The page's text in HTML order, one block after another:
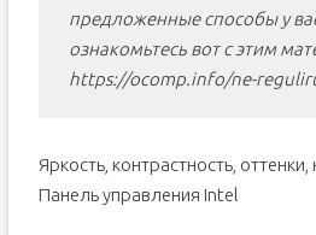
предложенные способы у
ознакомьтесь вот с этим
https://ocomp.info/ne-
Яркость, контрастность,
Панель управления Intel